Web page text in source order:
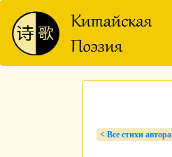
< Bсе стихи автора